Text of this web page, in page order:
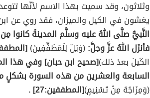
وثلاثون، وقد سميت بهذا الاسم لأنّها
يغشون في الكيل والميزان، فقد روي عن
النَّبيُّ صلَّى اللهُ عليه وسلَّم المدينةَ كانوا
فأنزَل اللهُ عزَّ وجلَّ:(وَيْلٌ لِلْمُطَفِّفِينَ)
الكَيلَ بعدَ ذلك)[صحيح ابن حبان] وفي هذا
السابعة والعشرين من هذه السورة بشكلٍ
(وَمِزَاجُهُ مِنْ تَسْنِيمٍ)[المطففين:27] .